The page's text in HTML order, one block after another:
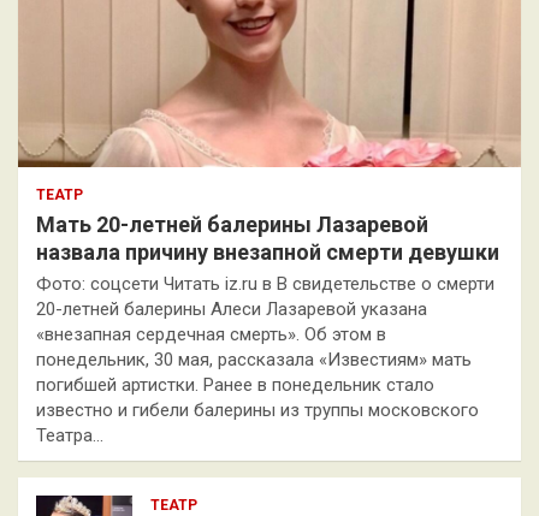
ТЕАТР
Мать 20-летней балерины Лазаревой
назвала причину внезапной смерти девушки
Фото: соцсети Читать iz.ru в В свидетельстве о смерти
20-летней балерины Алеси Лазаревой указана
«внезапная сердечная смерть». Об этом в
понедельник, 30 мая, рассказала «Известиям» мать
погибшей артистки. Ранее в понедельник стало
известно и гибели балерины из труппы московского
Театра…
ТЕАТР